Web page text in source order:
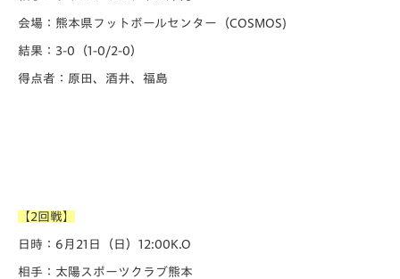
会場：熊本県フットボールセンター（COSMOS)
結果：3-0（1-0/2-0）
得点者：原田、酒井、福島
【2回戦】
日時：6月21日（日）12:00K.O
相手：太陽スポーツクラブ熊本